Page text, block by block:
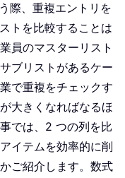
際、重複エントリを
トを比較することは
員のマスターリスト
ブリストがあるケー
で重複をチェックす
大きくなればなるほ
では、2 つの列を比
イテムを効率的に削
ご紹介します。数式